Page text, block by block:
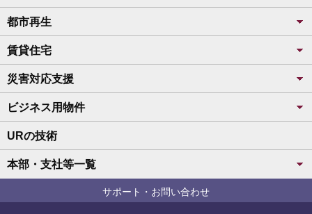
都市再生
賃貸住宅
災害対応支援
ビジネス用物件
URの技術
本部・支社等一覧
サポート・お問い合わせ